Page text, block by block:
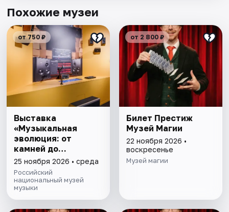
Похожие музеи
от 750 ₽
Выставка
«Музыкальная
эволюция: от
камней до
нейросети»
25 ноября 2026 • среда
Российский
национальный музей
музыки
от 2 800 ₽
Билет Престиж
Музей Магии
22 ноября 2026 •
воскресенье
Музей магии